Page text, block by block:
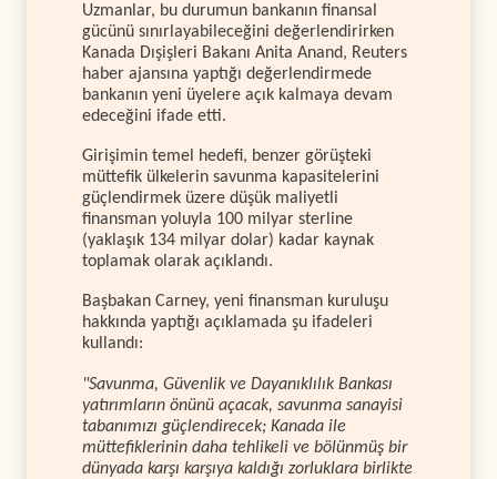
Uzmanlar, bu durumun bankanın finansal
gücünü sınırlayabileceğini değerlendirirken
Kanada Dışişleri Bakanı Anita Anand, Reuters
haber ajansına yaptığı değerlendirmede
bankanın yeni üyelere açık kalmaya devam
edeceğini ifade etti.
Girişimin temel hedefi, benzer görüşteki
müttefik ülkelerin savunma kapasitelerini
güçlendirmek üzere düşük maliyetli
finansman yoluyla 100 milyar sterline
(yaklaşık 134 milyar dolar) kadar kaynak
toplamak olarak açıklandı.
Başbakan Carney, yeni finansman kuruluşu
hakkında yaptığı açıklamada şu ifadeleri
kullandı:
"Savunma, Güvenlik ve Dayanıklılık Bankası
yatırımların önünü açacak, savunma sanayisi
tabanımızı güçlendirecek; Kanada ile
müttefiklerinin daha tehlikeli ve bölünmüş bir
dünyada karşı karşıya kaldığı zorluklara birlikte